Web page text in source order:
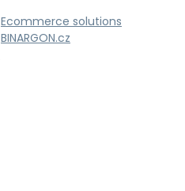
Ecommerce solutions
BINARGON.cz